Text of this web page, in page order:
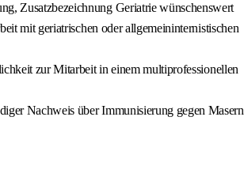
Zusatzbezeichnung Geriatrie wünschenswert
mit geriatrischen oder allgemeininternistischen
zur Mitarbeit in einem multiprofessionellen
Nachweis über Immunisierung gegen Masern